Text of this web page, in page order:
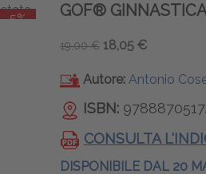
-5% GOF®
19,00 € 18,05 €
Autore: Antonio
ISBN:
CONSULTA
DISPONIBILE DAL 20